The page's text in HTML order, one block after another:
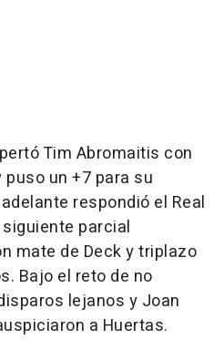
Tim Abromaitis con
un +7 para su
respondió el Real
parcial
mate de Deck y triplazo
Bajo el reto de no
lejanos y Joan
a Huertas.